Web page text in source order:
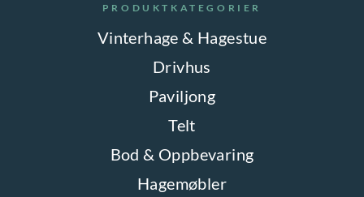
PRODUKTKATEGORIER
Vinterhage & Hagestue
Drivhus
Paviljong
Telt
Bod & Oppbevaring
Hagemøbler